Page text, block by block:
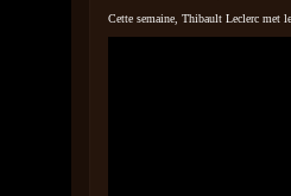
Cette semaine, Thibault Leclerc met